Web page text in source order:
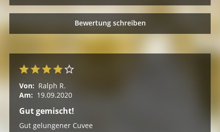
Bewertung schreiben
Von: Ralph R.
Am: 19.09.2020
Gut gemischt!
Gut gelungener Cuvee